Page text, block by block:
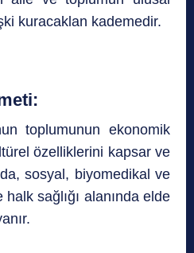
kuracaklan kademedir.
toplumunun ekonomik
özelliklerini kapsar ve
sosyal, biyomedikal ve
halk sağlığı alanında elde